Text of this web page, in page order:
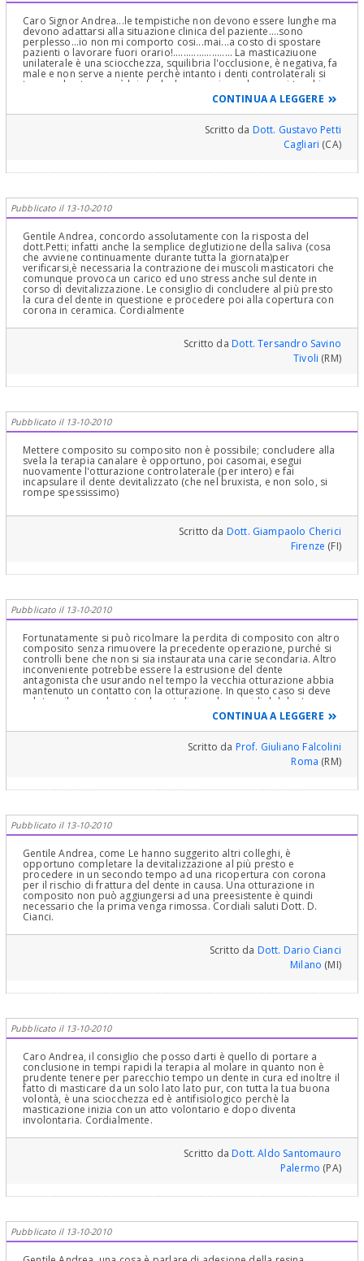
Caro Signor Andrea...le tempistiche non devono essere lunghe ma
devono adattarsi alla situazione clinica del paziente....sono
perplesso...io non mi comporto cosi...mai...a costo di spostare
pazienti o lavorare fuori orario!....................... La masticaziuone
unilaterale è una sciocchezza, squilibria l'occlusione, è negativa, fa
male e non serve a niente perchè intanto i denti controlaterali si
toccano lo stesso ... è lei che ha la sensazione che non si tocchino
perchè il bolo alimentare viene "schiacciato" dall'altra parte e poi
di notte toccano comunque e durante il giorno lo stesso! Per il
brixismo : è manifestazione di una malocclusione:................mi sa
che lei ha bisogni di farsi vedere da un Dentista che si prenda
veramente cura di lei, del suo paziente e che non lo abbandoni,
per mancanza di tempo!.......in ogni caso non è cosa ben fatta
Parodontologia, Implantologia, Gnatologia e Riabilitazione Orale
Completa in Casi Clinici Complessi ed Ortodonzia e Pedodonzia la
figlia Claudia Petti, in Cagliari.
CONTINUA A LEGGERE
Scritto da Dott. Gustavo Petti
Cagliari (CA)
Pubblicato il 13-10-2010
Gentile Andrea, concordo assolutamente con la risposta del
dott.Petti; infatti anche la semplice deglutizione della saliva (cosa
che avviene continuamente durante tutta la giornata)per
verificarsi,è necessaria la contrazione dei muscoli masticatori che
comunque provoca un carico ed uno stress anche sul dente in
corso di devitalizzazione. Le consiglio di concludere al più presto
la cura del dente in questione e procedere poi alla copertura con
corona in ceramica. Cordialmente
Scritto daDott. Tersandro Savino
Tivoli (RM)
Pubblicato il 13-10-2010
Mettere composito su composito non è possibile; concludere alla
svela la terapia canalare è opportuno, poi casomai, esegui
nuovamente l'otturazione controlaterale (per intero) e fai
incapsulare il dente devitalizzato (che nel bruxista, e non solo, si
rompe spessissimo)
Scritto da Dott. Giampaolo Cherici
Firenze (FI)
Pubblicato il 13-10-2010
Fortunatamente si può ricolmare la perdita di composito con altro
composito senza rimuovere la precedente operazione, purché si
controlli bene che non si sia instaurata una carie secondaria. Altro
inconveniente potrebbe essere la estrusione del dente
antagonista che usurando nel tempo la vecchia otturazione abbia
mantenuto un contatto con la otturazione. In questo caso si deve
valutare il caso ed eventualmente limare le cuspidi del dente
antagonista per ricreare lo spazio sufficienteCONTINUA A LEGGERE
Scritto da Prof. Giuliano Falcolini
Roma (RM)
Pubblicato il 13-10-2010
Gentile Andrea, come Le hanno suggerito altri colleghi, è
opportuno completare la devitalizzazione al più presto e
procedere in un secondo tempo ad una ricopertura con corona
per il rischio di frattura del dente in causa. Una otturazione in
composito non può aggiungersi ad una preesistente è quindi
necessario che la prima venga rimossa. Cordiali saluti Dott. D.
Cianci.
Scritto da Dott. Dario Cianci
Milano (MI)
Pubblicato il 13-10-2010
Caro Andrea, il consiglio che posso darti è quello di portare a
conclusione in tempi rapidi la terapia al molare in quanto non è
prudente tenere per parecchio tempo un dente in cura ed inoltre il
fatto di masticare da un solo lato lato pur, con tutta la tua buona
volontà, è una sciocchezza ed è antifisiologico perchè la
masticazione inizia con un atto volontario e dopo diventa
involontaria. Cordialmente.
Scritto daDott. Aldo Santomauro
Palermo (PA)
Pubblicato il 13-10-2010